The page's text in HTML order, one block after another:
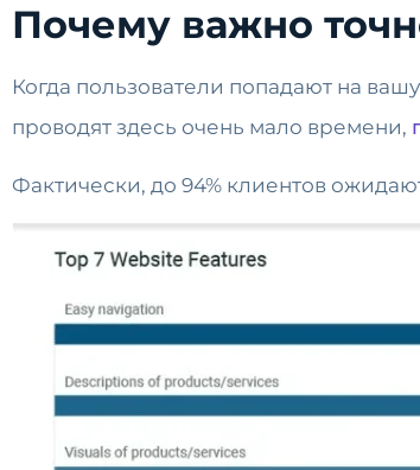
Почему важно
Когда пользователи попадают на
проводят здесь очень мало времени,
Фактически, до 94% клиентов